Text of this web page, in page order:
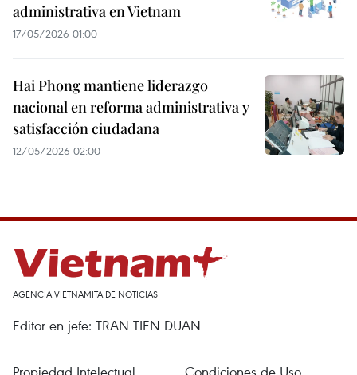
administrativa en Vietnam
17/05/2026 01:00
Hai Phong mantiene liderazgo
nacional en reforma administrativa y
satisfacción ciudadana
12/05/2026 02:00
AGENCIA VIETNAMITA DE NOTICIAS
Editor en jefe: TRAN TIEN DUAN